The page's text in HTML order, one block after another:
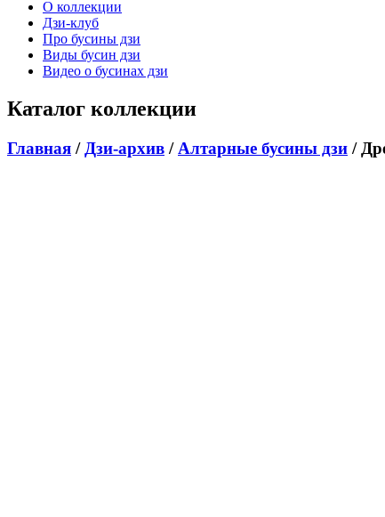
О коллекции
Дзи-клуб
Про бусины дзи
Виды бусин дзи
Видео о бусинах дзи
Каталог коллекции
Главная / Дзи-архив / Алтарные бусины дзи /